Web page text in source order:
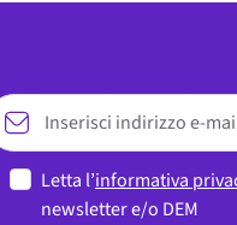
Letta l’informativa
newsletter e/o DEM